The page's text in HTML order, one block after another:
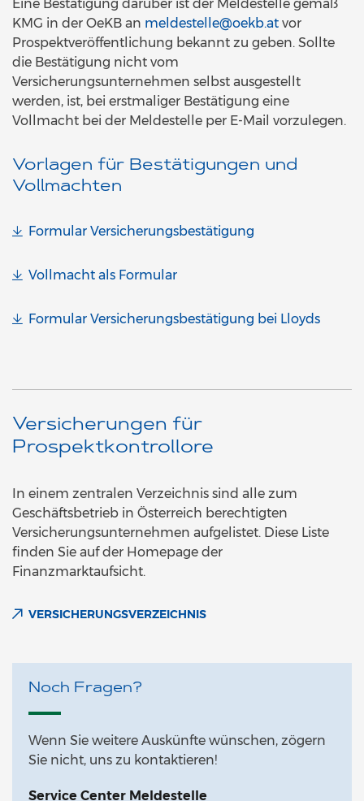
Eine Bestätigung darüber ist der Meldestelle gemäß
KMG in der OeKB an meldestelle@oekb.at vor
Prospektveröffentlichung bekannt zu geben. Sollte
die Bestätigung nicht vom
Versicherungsunternehmen selbst ausgestellt
werden, ist, bei erstmaliger Bestätigung eine
Vollmacht bei der Meldestelle per E-Mail vorzulegen.
Vorlagen für Bestätigungen und
Vollmachten
Formular Versicherungsbestätigung
Vollmacht als Formular
Formular Versicherungsbestätigung bei Lloyds
Versicherungen für
Prospektkontrollore
In einem zentralen Verzeichnis sind alle zum
Geschäftsbetrieb in Österreich berechtigten
Versicherungsunternehmen aufgelistet. Diese Liste
finden Sie auf der Homepage der
Finanzmarktaufsicht.
VERSICHERUNGSVERZEICHNIS
Noch Fragen?
Wenn Sie weitere Auskünfte wünschen, zögern
Sie nicht, uns zu kontaktieren!
Service Center Meldestelle